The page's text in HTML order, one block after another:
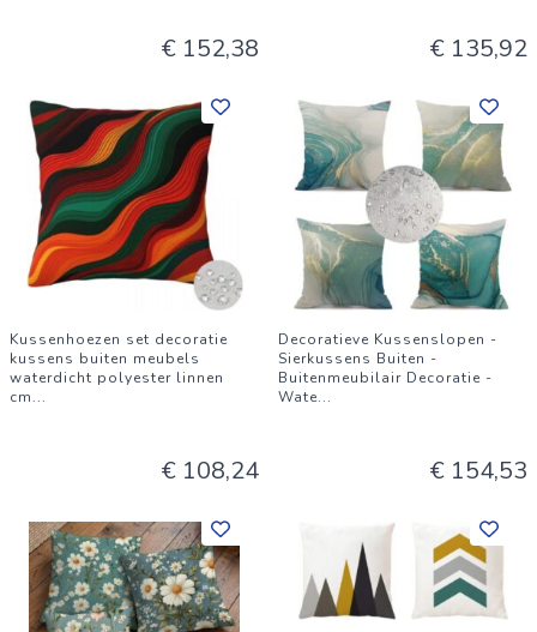
€ 152,38 € 135,92
Kussenhoezen set decoratie
kussens buiten meubels
waterdicht polyester linnen
cm...
€ 108,24
Decoratieve Kussenslopen -
Sierkussens Buiten -
Buitenmeubilair Decoratie -
Wate...
€ 154,53